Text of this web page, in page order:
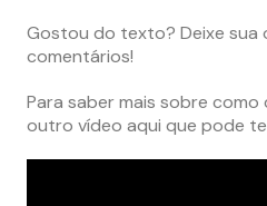
Gostou do texto? Deixe sua
comentários!
Para saber mais sobre
outro vídeo aqui que pode